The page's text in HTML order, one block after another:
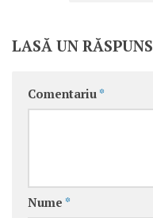
LASĂ UN RĂSPUNS
Comentariu *
Nume *